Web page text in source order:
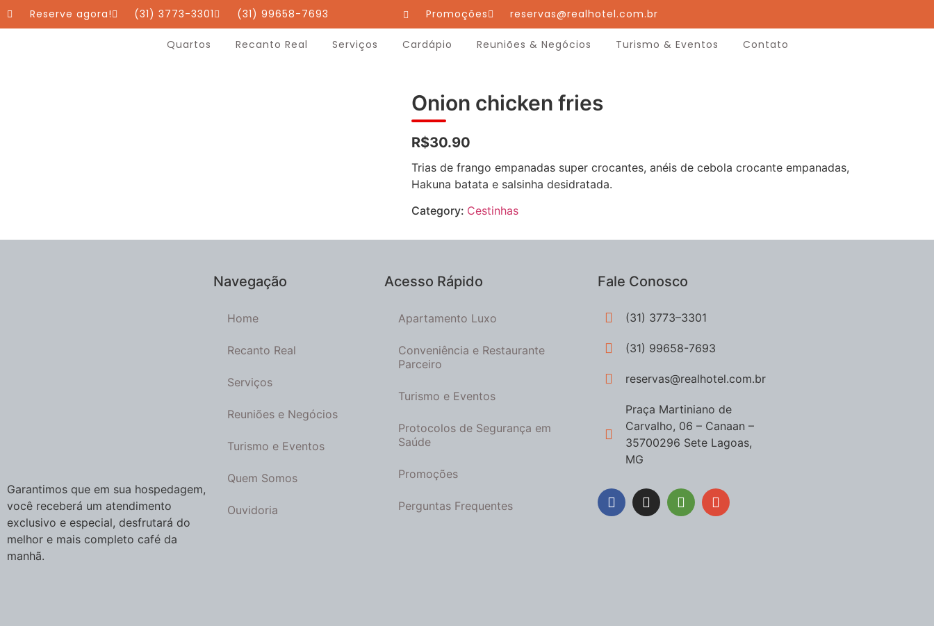
Reserve agora! (31) 3773-3301 (31) 99658-7693 Promoções reservas@realhotel.com.br
Quartos Recanto Real Serviços Cardápio Reuniões & Negócios Turismo & Eventos Contato
Onion chicken fries
R$30.90
Trias de frango empanadas super crocantes, anéis de cebola crocante empanadas,
Hakuna batata e salsinha desidratada.
Category: Cestinhas
Garantimos que em sua hospedagem,
você receberá um atendimento
exclusivo e especial, desfrutará do
melhor e mais completo café da
manhã.
Navegação
Home
Recanto Real
Serviços
Reuniões e Negócios
Turismo e Eventos
Quem Somos
Ouvidoria
Acesso Rápido
Apartamento Luxo
Conveniência e Restaurante
Parceiro
Turismo e Eventos
Protocolos de Segurança em
Saúde
Promoções
Perguntas Frequentes
Fale Conosco
(31) 3773–3301
(31) 99658-7693
reservas@realhotel.com.br
Praça Martiniano de
Carvalho, 06 – Canaan –
35700296 Sete Lagoas,
MG